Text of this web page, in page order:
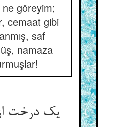
göreyim;
cemaat gibi
saf
namaza
یک درخت